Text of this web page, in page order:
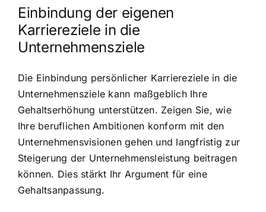
Einbindung der eigenen
Karriereziele in die
Unternehmensziele
Die Einbindung persönlicher Karriereziele in die
Unternehmensziele kann maßgeblich Ihre
Gehaltserhöhung unterstützen. Zeigen Sie, wie
Ihre beruflichen Ambitionen konform mit den
Unternehmensvisionen gehen und langfristig zur
Steigerung der Unternehmensleistung beitragen
können. Dies stärkt Ihr Argument für eine
Gehaltsanpassung.